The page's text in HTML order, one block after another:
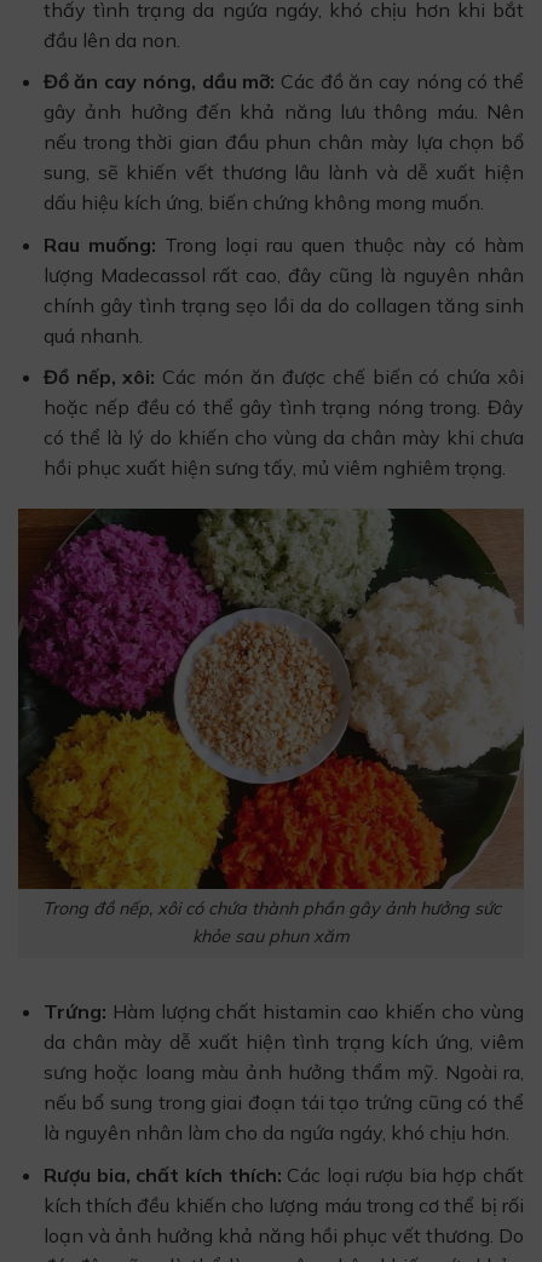
thấy tình trạng da ngứa ngáy, khó chịu hơn khi bắt
đầu lên da non.
Đồ ăn cay nóng, dầu mỡ: Các đồ ăn cay nóng có thể
gây ảnh hưởng đến khả năng lưu thông máu. Nên
nếu trong thời gian đầu phun chân mày lựa chọn bổ
sung, sẽ khiến vết thương lâu lành và dễ xuất hiện
dấu hiệu kích ứng, biến chứng không mong muốn.
Rau muống: Trong loại rau quen thuộc này có hàm
lượng Madecassol rất cao, đây cũng là nguyên nhân
chính gây tình trạng sẹo lồi da do collagen tăng sinh
quá nhanh.
Đồ nếp, xôi: Các món ăn được chế biến có chứa xôi
hoặc nếp đều có thể gây tình trạng nóng trong. Đây
có thể là lý do khiến cho vùng da chân mày khi chưa
hồi phục xuất hiện sưng tấy, mủ viêm nghiêm trọng.
Trong đồ nếp, xôi có chứa thành phần gây ảnh hưởng sức
khỏe sau phun xăm
Trứng: Hàm lượng chất histamin cao khiến cho vùng
da chân mày dễ xuất hiện tình trạng kích ứng, viêm
sưng hoặc loang màu ảnh hưởng thẩm mỹ. Ngoài ra,
nếu bổ sung trong giai đoạn tái tạo trứng cũng có thể
là nguyên nhân làm cho da ngứa ngáy, khó chịu hơn.
Rượu bia, chất kích thích: Các loại rượu bia hợp chất
kích thích đều khiến cho lượng máu trong cơ thể bị rối
loạn và ảnh hưởng khả năng hồi phục vết thương. Do